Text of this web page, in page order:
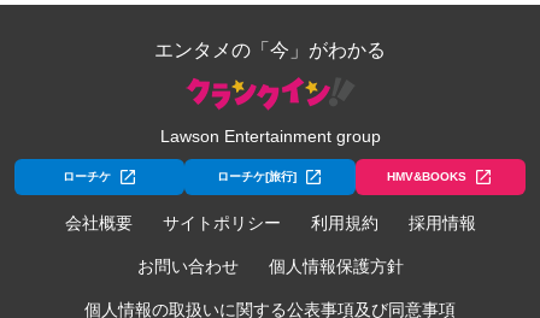
エンタメの「今」がわかる
Lawson Entertainment group
ローチケ ローチケ[旅行] HMV&BOOKS
会社概要 サイトポリシー 利用規約 採用情報
お問い合わせ 個人情報保護方針
個人情報の取扱いに関する公表事項及び同意事項